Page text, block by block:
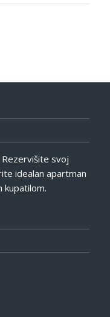
Rezervišite svoj
idealan apartman
kupatilom.